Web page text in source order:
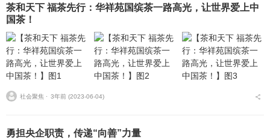
茶和天下 福茶先行：华祥苑国缤茶一路高光，让世界爱上中
国茶！
社会聚焦 ⋅ 3年前 (2023-06-04)
勇担央企职责，传递“向善”力量